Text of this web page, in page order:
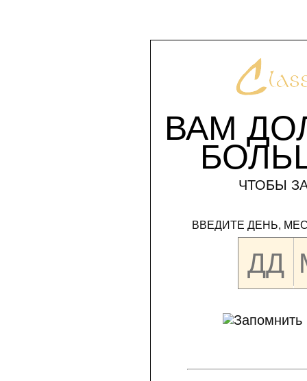
ВАМ
ЧТОБЫ
ВВЕДИТЕ ДЕНЬ,